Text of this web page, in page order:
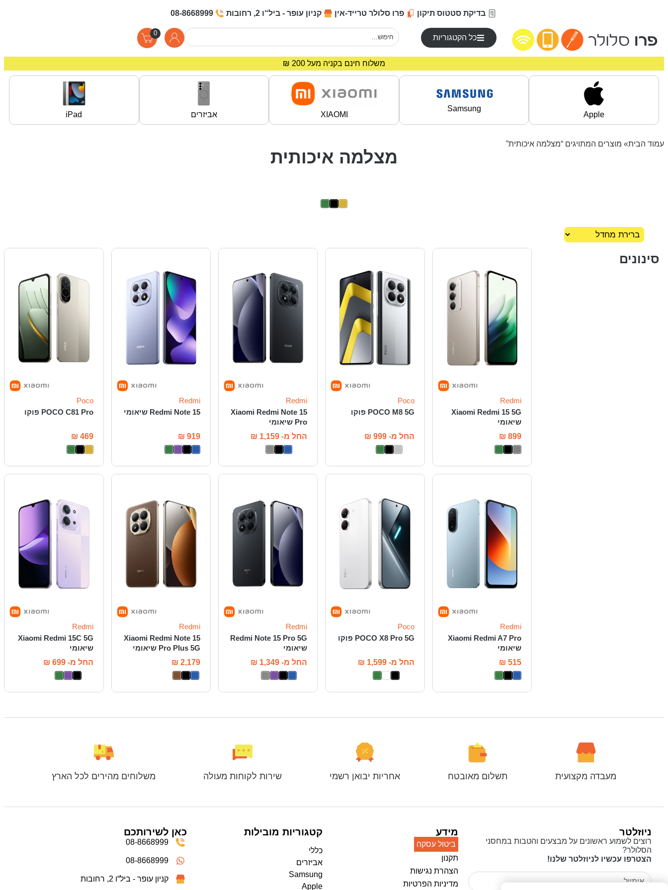
בדיקת סטטוס תיקון פרו סלולר טרייד-אין קניון עופר - ביל“ו 2, רחובות 08-8668999
כל הקטגוריות
0
משלוח חינם בקניה מעל 200 ₪
מחירים מיוחדים לרוכשים באתר!
Apple
Samsung
XIAOMI אביזרים iPad
עמוד הבית» מוצרים המתויגים “מצלמה איכותית”
מצלמה איכותית
סינונים
Redmi
Xiaomi Redmi 15 5G
שיאומי
₪ 899
Poco
POCO M8 5G פוקו
החל מ- ₪ 999
Redmi
Xiaomi Redmi Note 15
Pro שיאומי
החל מ-
₪ 1,159
Redmi
Redmi Note 15 שיאומי
₪ 919
Poco
POCO C81 Pro פוקו
₪ 469
Redmi
Xiaomi Redmi A7 Pro
שיאומי
₪ 515
Poco
POCO X8 Pro 5G פוקו
החל מ- ₪ 1,599
Redmi
Redmi Note 15 Pro 5G
שיאומי
החל מ-
₪ 1,349
Redmi
Xiaomi Redmi Note 15
Pro Plus 5G שיאומי
₪ 2,179
Redmi
Xiaomi Redmi 15C 5G
שיאומי
החל מ-
₪ 699
מעבדה מקצועית תשלום מאובטח אחריות יבואן רשמי שירות לקוחות מעולה משלוחים מהירים לכל הארץ
ניוזלטר
רוצים לשמוע ראשונים על מבצעים והטבות במחסני
הסלולר?
הצטרפו עכשיו לניוזלטר שלנו!
מידע
ביטול עסקה
תקנון
הצהרת נגישות
מדיניות הפרטיות
קטגוריות מובילות
כללי
אביזרים
Samsung
Apple
כאן לשירותכם
08-8668999
08-8668999
קניון עופר - ביל“ו 2, רחובות